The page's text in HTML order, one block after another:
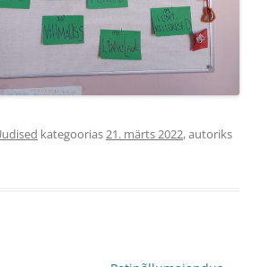
kategoorias21. märts 2022, autoriks